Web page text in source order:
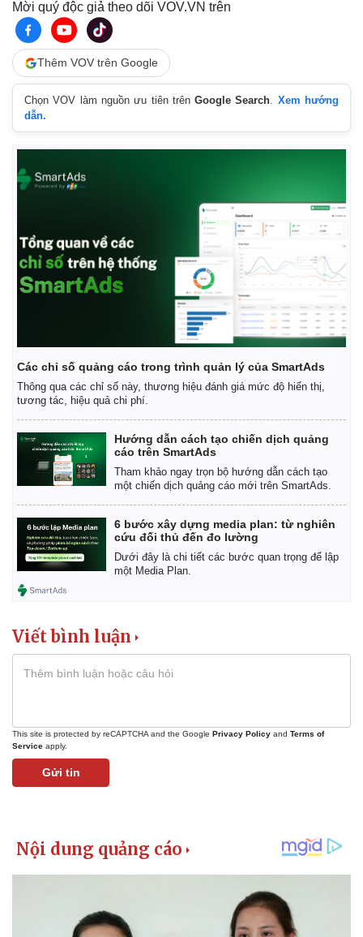
Bất động sản
Tiêu dùng
Tỷ giá
Chứng khoán
Giá cà phê
Mời quý độc giả theo dõi VOV.VN trên
Thêm VOV trên Google
Chọn VOV làm nguồn ưu tiên trênGoogle Search. Xem hướng
dẫn.
Các chỉ số quảng cáo trong trình quản lý của SmartAds
Thông qua các chỉ số này, thương hiệu đánh giá mức độ hiển thị,
tương tác, hiệu quả chi phí.
Hướng dẫn cách tạo chiến dịch quảng
cáo trên SmartAds
Tham khảo ngay trọn bộ hướng dẫn cách tạo
một chiến dịch quảng cáo mới trên SmartAds.
6 bước xây dựng media plan: từ nghiên
cứu đối thủ đến đo lường
Dưới đây là chi tiết các bước quan trọng để lập
một Media Plan.
Viết bình luận
This site is protected by reCAPTCHA and the Google Privacy Policy and Terms of
Service apply.
Gửi tin